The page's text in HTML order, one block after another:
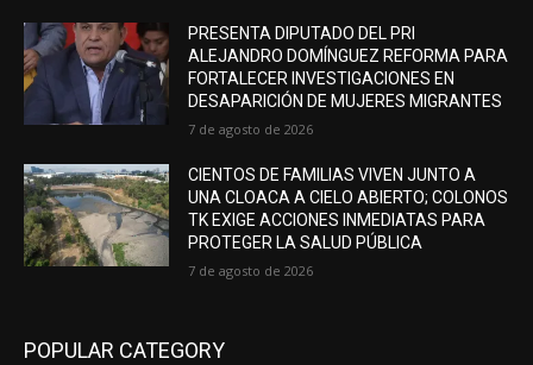
PRESENTA DIPUTADO DEL PRI
ALEJANDRO DOMÍNGUEZ REFORMA PARA
FORTALECER INVESTIGACIONES EN
DESAPARICIÓN DE MUJERES MIGRANTES
7 de agosto de 2026
CIENTOS DE FAMILIAS VIVEN JUNTO A
UNA CLOACA A CIELO ABIERTO; COLONOS
TK EXIGE ACCIONES INMEDIATAS PARA
PROTEGER LA SALUD PÚBLICA
7 de agosto de 2026
POPULAR CATEGORY